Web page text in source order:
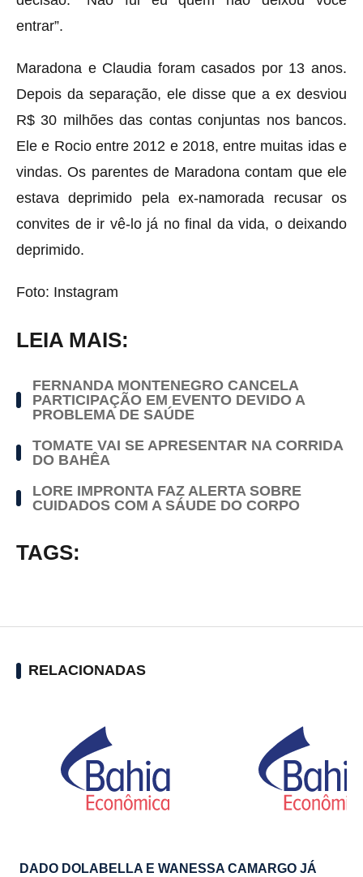
entrar”.
Maradona e Claudia foram casados por 13 anos.
Depois da separação, ele disse que a ex desviou
R$ 30 milhões das contas conjuntas nos bancos.
Ele e Rocio entre 2012 e 2018, entre muitas idas e
vindas. Os parentes de Maradona contam que ele
estava deprimido pela ex-namorada recusar os
convites de ir vê-lo já no final da vida, o deixando
deprimido.
Foto: Instagram
LEIA MAIS:
FERNANDA MONTENEGRO CANCELA
PARTICIPAÇÃO EM EVENTO DEVIDO A
PROBLEMA DE SAÚDE
TOMATE VAI SE APRESENTAR NA CORRIDA
DO BAHÊA
LORE IMPRONTA FAZ ALERTA SOBRE
CUIDADOS COM A SÁUDE DO CORPO
TAGS:
RELACIONADAS
DADO DOLABELLA E WANESSA CAMARGO JÁ